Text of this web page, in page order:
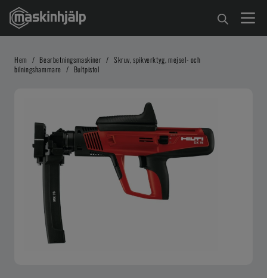
Hem / Bearbetningsmaskiner / Skruv, spikverktyg, mejsel- och
bilningshammare / Bultpistol